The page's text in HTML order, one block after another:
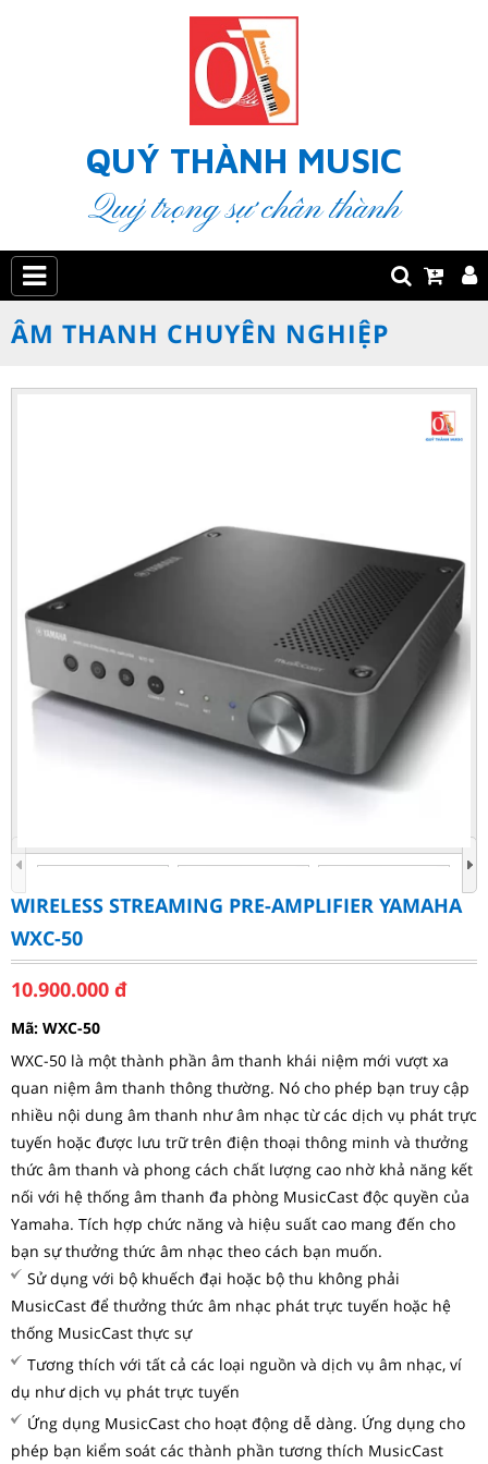
QUÝ THÀNH MUSIC
Quý trọng sự chân thành
ÂM THANH CHUYÊN NGHIỆP
WIRELESS STREAMING PRE-AMPLIFIER YAMAHA
WXC-50
10.900.000 đ
Mã: WXC-50
WXC-50 là một thành phần âm thanh khái niệm mới vượt xa
quan niệm âm thanh thông thường. Nó cho phép bạn truy cập
nhiều nội dung âm thanh như âm nhạc từ các dịch vụ phát trực
tuyến hoặc được lưu trữ trên điện thoại thông minh và thưởng
thức âm thanh và phong cách chất lượng cao nhờ khả năng kết
nối với hệ thống âm thanh đa phòng MusicCast độc quyền của
Yamaha. Tích hợp chức năng và hiệu suất cao mang đến cho
bạn sự thưởng thức âm nhạc theo cách bạn muốn.
Sử dụng với bộ khuếch đại hoặc bộ thu không phải
MusicCast để thưởng thức âm nhạc phát trực tuyến hoặc hệ
thống MusicCast thực sự
Tương thích với tất cả các loại nguồn và dịch vụ âm nhạc, ví
dụ như dịch vụ phát trực tuyến
Ứng dụng MusicCast cho hoạt động dễ dàng. Ứng dụng cho
phép bạn kiểm soát các thành phần tương thích MusicCast